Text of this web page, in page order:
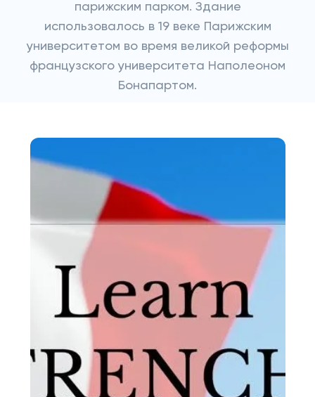
парижским парком. Здание
использовалось в 19 веке Парижским
университетом во время великой реформы
французского университета Наполеоном
Бонапартом.